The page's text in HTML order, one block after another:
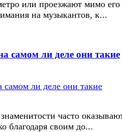
или проезжают мимо его
на музыкантов, к...
самом ли деле они такие
часто
благодаря своим до...